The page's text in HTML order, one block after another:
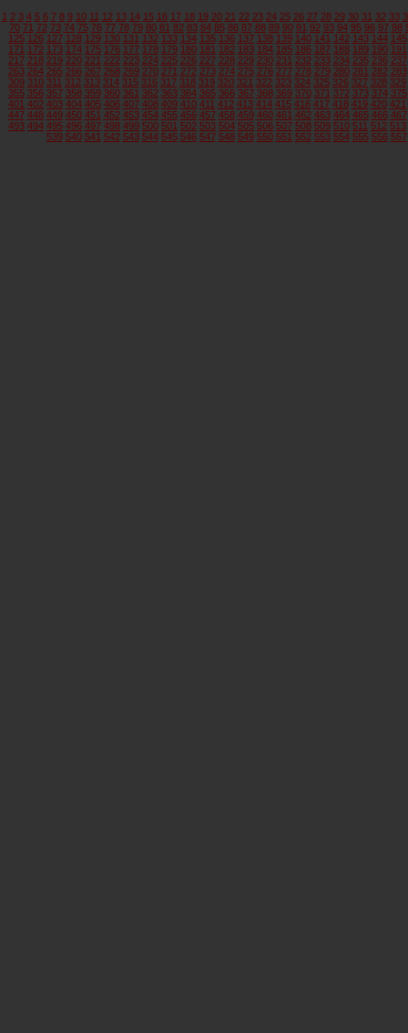
1 2 3 4 5 6 7 8 9 10 11 12 13 14 15 16 17 18 19 20 21 22 23 24 25 26 27 28 29 30 31 32 33
70 71 72 73 74 75 76 77 78 79 80 81 82 83 84 85 86 87 88 89 90 91 92 93 94 95 96 97 98
125 126 127 128 129 130 131 132 133 134 135 136 137 138 139 140 141 142 143 144 145
171 172 173 174 175 176 177 178 179 180 181 182 183 184 185 186 187 188 189 190 191
217 218 219 220 221 222 223 224 225 226 227 228 229 230 231 232 233 234 235 236 237
263 264 265 266 267 268 269 270 271 272 273 274 275 276 277 278 279 280 281 282 283
309 310 311 312 313 314 315 316 317 318 319 320 321 322 323 324 325 326 327 328 329
355 356 357 358 359 360 361 362 363 364 365 366 367 368 369 370 371 372 373 374 375
401 402 403 404 405 406 407 408 409 410 411 412 413 414 415 416 417 418 419 420 421
447 448 449 450 451 452 453 454 455 456 457 458 459 460 461 462 463 464 465 466 467
493 494 495 496 497 498 499 500 501 502 503 504 505 506 507 508 509 510 511 512 513
539 540 541 542 543 544 545 546 547 548 549 550 551 552 553 554 555 556 557